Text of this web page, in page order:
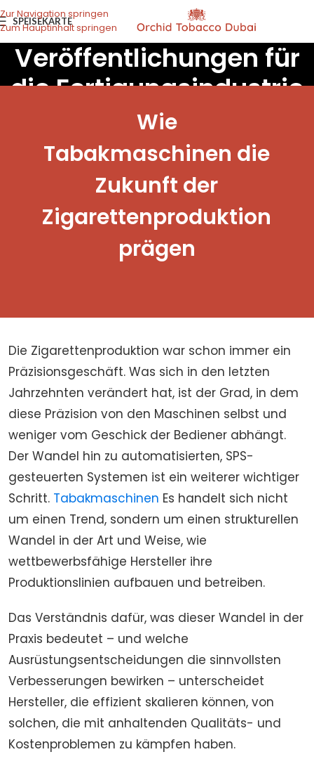
Zur Navigation springen
Zum Hauptinhalt springen
SPEISEKARTE
Veröffentlichungen für
die Fertigungsindustrie
Wie
Tabakmaschinen die
Zukunft der
Zigarettenproduktion
prägen
Die Zigarettenproduktion war schon immer ein
Präzisionsgeschäft. Was sich in den letzten
Jahrzehnten verändert hat, ist der Grad, in dem
diese Präzision von den Maschinen selbst und
weniger vom Geschick der Bediener abhängt.
Der Wandel hin zu automatisierten, SPS-
gesteuerten Systemen ist ein weiterer wichtiger
Schritt. Tabakmaschinen Es handelt sich nicht
um einen Trend, sondern um einen strukturellen
Wandel in der Art und Weise, wie
wettbewerbsfähige Hersteller ihre
Produktionslinien aufbauen und betreiben.
Das Verständnis dafür, was dieser Wandel in der
Praxis bedeutet – und welche
Ausrüstungsentscheidungen die sinnvollsten
Verbesserungen bewirken – unterscheidet
Hersteller, die effizient skalieren können, von
solchen, die mit anhaltenden Qualitäts- und
Kostenproblemen zu kämpfen haben.